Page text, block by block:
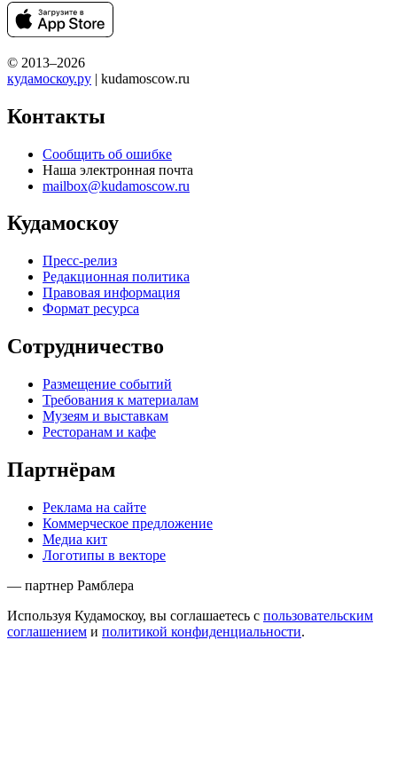
© 2013–2026
кудамоскоу.ру | kudamoscow.ru
Контакты
Сообщить об ошибке
Наша электронная почта
mailbox@kudamoscow.ru
Кудамоскоу
Пресс-релиз
Редакционная политика
Правовая информация
Формат ресурса
Сотрудничество
Размещение событий
Требования к материалам
Музеям и выставкам
Ресторанам и кафе
Партнёрам
Реклама на сайте
Коммерческое предложение
Медиа кит
Логотипы в векторе
— партнер Рамблера
Используя Кудамоскоу, вы соглашаетесь с пользовательским
соглашением и политикой конфиденциальности.